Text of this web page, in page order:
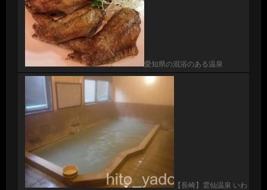
愛知県の混浴のある温泉
【長崎】雲仙温泉 いわ